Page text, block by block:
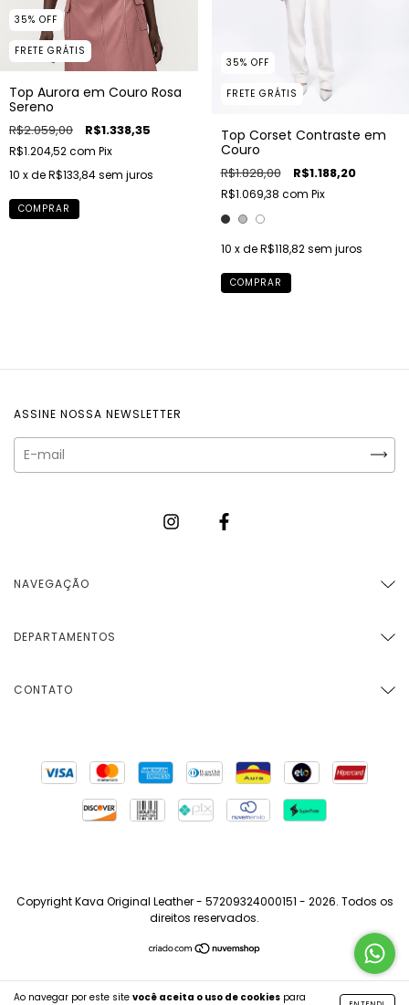
Ao navegar por este site você aceita o uso de cookies para
35% OFF
FRETE GRÁTIS
Top Aurora em Couro Rosa
Sereno
R$2.059,00 R$1.338,35
R$1.204,52com Pix
10 x deR$133,84sem juros
COMPRAR
35% OFF
FRETE GRÁTIS
Top Corset Contraste em
Couro
R$1.828,00 R$1.188,20
R$1.069,38 com Pix
10 x deR$118,82 sem juros
COMPRAR
ASSINE NOSSA NEWSLETTER
NAVEGAÇÃO
DEPARTAMENTOS
CONTATO
Copyright Kava Original Leather - 57209324000151 - 2026. Todos os
direitos reservados.